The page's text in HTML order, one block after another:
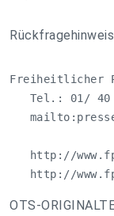
Freiheitlicher
Tel.: 01/ 40
   mailto:
http://
http://
OTS-